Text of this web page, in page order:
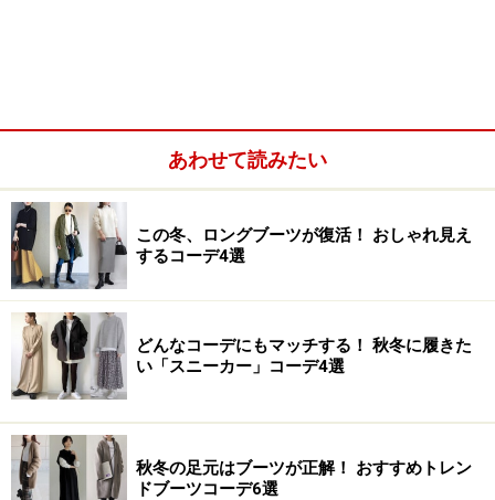
あわせて読みたい
この冬、ロングブーツが復活！ おしゃれ見え
するコーデ4選
どんなコーデにもマッチする！ 秋冬に履きた
い「スニーカー」コーデ4選
秋冬の足元はブーツが正解！ おすすめトレン
ドブーツコーデ6選